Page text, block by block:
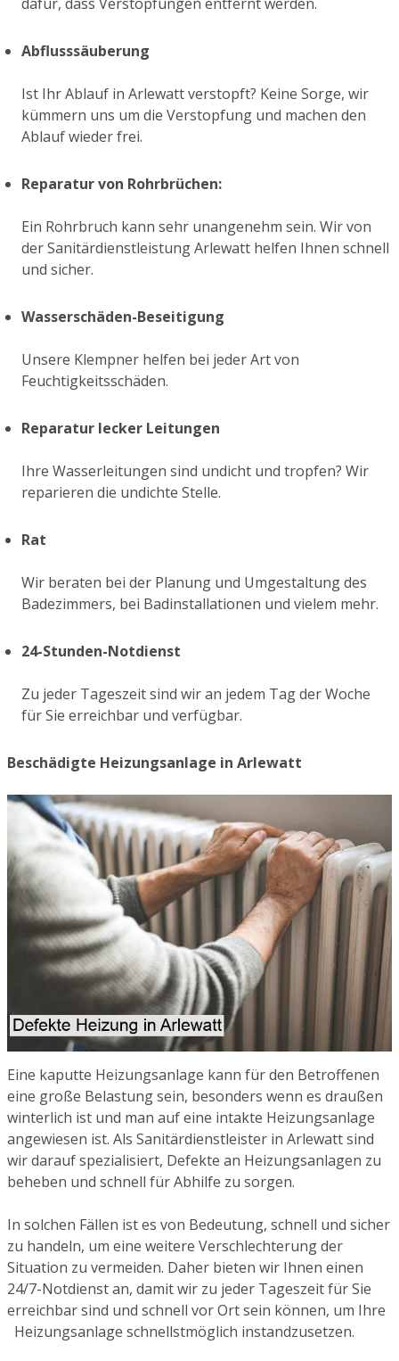
Abflusssäuberung
Ist Ihr Ablauf in Arlewatt verstopft? Keine Sorge, wir
kümmern uns um die Verstopfung und machen den
Ablauf wieder frei.
Reparatur von Rohrbrüchen:
Ein Rohrbruch kann sehr unangenehm sein. Wir von
der Sanitärdienstleistung Arlewatt helfen Ihnen schnell
und sicher.
Wasserschäden-Beseitigung
Unsere Klempner helfen bei jeder Art von
Feuchtigkeitsschäden.
Reparatur lecker Leitungen
Ihre Wasserleitungen sind undicht und tropfen? Wir
reparieren die undichte Stelle.
Rat
Wir beraten bei der Planung und Umgestaltung des
Badezimmers, bei Badinstallationen und vielem mehr.
24-Stunden-Notdienst
Zu jeder Tageszeit sind wir an jedem Tag der Woche
für Sie erreichbar und verfügbar.
Beschädigte Heizungsanlage in Arlewatt
Eine kaputte Heizungsanlage kann für den Betroffenen
eine große Belastung sein, besonders wenn es draußen
winterlich ist und man auf eine intakte Heizungsanlage
angewiesen ist. Als Sanitärdienstleister in Arlewatt sind
wir darauf spezialisiert, Defekte an Heizungsanlagen zu
beheben und schnell für Abhilfe zu sorgen.
In solchen Fällen ist es von Bedeutung, schnell und sicher
zu handeln, um eine weitere Verschlechterung der
Situation zu vermeiden. Daher bieten wir Ihnen einen
24/7-Notdienst an, damit wir zu jeder Tageszeit für Sie
erreichbar sind und schnell vor Ort sein können, um Ihre
Heizungsanlage schnellstmöglich instandzusetzen.